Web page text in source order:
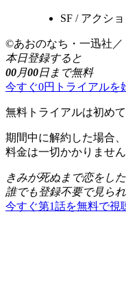
SF / アクシ
©あおのなち・一迅社
本日登録すると
00月00日まで無料
今すぐ0円トライアルを
無料トライアルは初め
期間中に解約した場合、
料金は一切かかりません
きみが死ぬまで恋をし
誰でも登録不要で見ら
今すぐ第1話を無料で視